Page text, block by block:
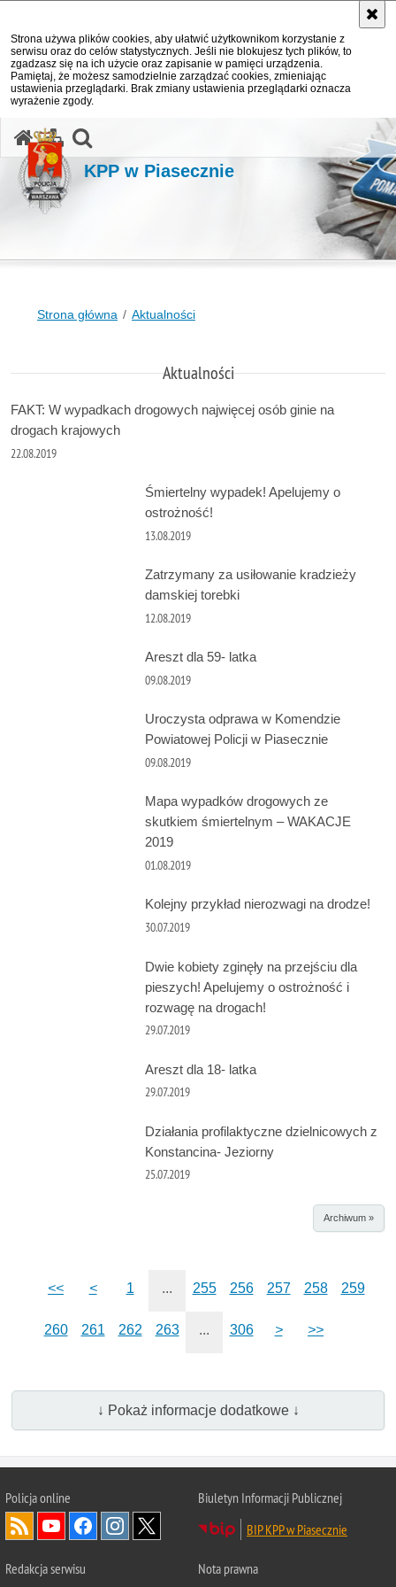
Strona używa plików cookies, aby ułatwić użytkownikom korzystanie z
serwisu oraz do celów statystycznych. Jeśli nie blokujesz tych plików, to
zgadzasz się na ich użycie oraz zapisanie w pamięci urządzenia.
Pamiętaj, że możesz samodzielnie zarządzać cookies, zmieniając
ustawienia przeglądarki. Brak zmiany ustawienia przeglądarki oznacza
wyrażenie zgody.
KPP w Piasecznie
Strona główna Aktualności
Aktualności
FAKT: W wypadkach drogowych najwięcej osób ginie na
drogach krajowych
22.08.2019
Śmiertelny wypadek! Apelujemy o
ostrożność!
13.08.2019
Zatrzymany za usiłowanie kradzieży
damskiej torebki
12.08.2019
Areszt dla 59- latka
09.08.2019
Uroczysta odprawa w Komendzie
Powiatowej Policji w Piasecznie
09.08.2019
Mapa wypadków drogowych ze
skutkiem śmiertelnym – WAKACJE
2019
01.08.2019
Kolejny przykład nierozwagi na drodze!
30.07.2019
Dwie kobiety zginęły na przejściu dla
pieszych! Apelujemy o ostrożność i
rozwagę na drogach!
29.07.2019
Areszt dla 18- latka
29.07.2019
Działania profilaktyczne dzielnicowych z
Konstancina- Jeziorny
25.07.2019
Archiwum »
<< < 1 ... 255 256 257 258 259
260 261 262 263 ... 306 > >>
↓ Pokaż informacje dodatkowe ↓
Policja online
Biuletyn Informacji Publicznej
BIP KPP w Piasecznie
Redakcja serwisu
Nota prawna